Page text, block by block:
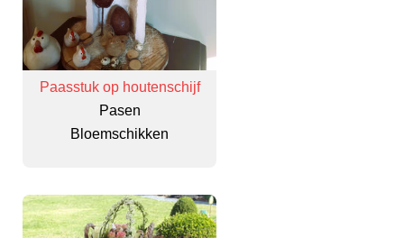
Paasstuk op houtenschijf
Pasen
Bloemschikken